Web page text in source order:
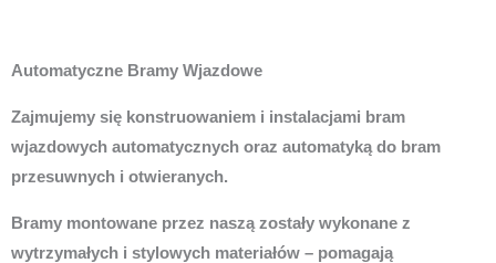
Automatyczne Bramy Wjazdowe
Zajmujemy się konstruowaniem i instalacjami bram
wjazdowych automatycznych oraz automatyką do bram
przesuwnych i otwieranych.
Bramy montowane przez naszą zostały wykonane z
wytrzymałych i stylowych materiałów – pomagają